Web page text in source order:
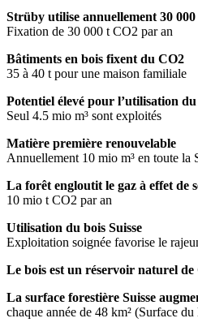
Strüby utilise annuellement 30 000
Fixation de 30 000 t CO2 par an
Bâtiments en bois fixent du CO2
35 à 40 t pour une maison familiale
Potentiel élevé pour l’utilisation
Seul 4.5 mio m³ sont exploités
Matière première renouvelable
Annuellement 10 mio m³ en toute la
La forêt engloutit le gaz à effet de
10 mio t CO2 par an
Utilisation du bois Suisse
Exploitation soignée favorise le
Le bois est un réservoir naturel de
La surface forestière Suisse
chaque année de 48 km² (Surface